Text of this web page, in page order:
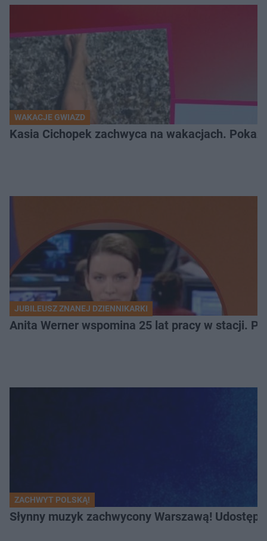
WAKACJE GWIAZD
Kasia Cichopek zachwyca na wakacjach.
JUBILEUSZ ZNANEJ DZIENNIKARKI
Anita Werner wspomina 25 lat pracy w stacji.
ZACHWYT POLSKĄ!
Słynny muzyk zachwycony Warszawą!